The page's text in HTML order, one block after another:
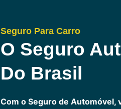
Seguro Para Carro
O Seguro
Do Brasil
Com o Seguro de Automóvel,